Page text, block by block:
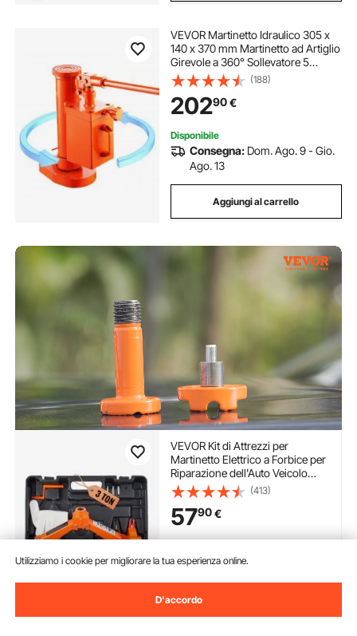
VEVOR Martinetto Idraulico 305 x
140 x 370 mm Martinetto ad Artiglio
Girevole a 360° Sollevatore 5
Tonnellate Capacità di
Sollevamento 10 Tonnellate Altezza
Puntale 25-300 mm per
Macchinari, Industria
(188)
20290€
Disponibile
Consegna: Dom. Ago. 9 - Gio.
Ago. 13
Aggiungi al carrello
VEVOR Kit di Attrezzi per
Martinetto Elettrico a Forbice per
Riparazione dell'Auto Veicolo
Carico Massimo 3 Tonnellate CC
12V 15A, Cassetta di Attrezzi per
Martinetto Elettric Forbice
Controllo Remoto
(413)
5790€
Consegna:non appena Mer.
Ago. 12
Aggiungi al carrello
Utilizziamo i cookie per migliorare la tua esperienza online.
D'accordo